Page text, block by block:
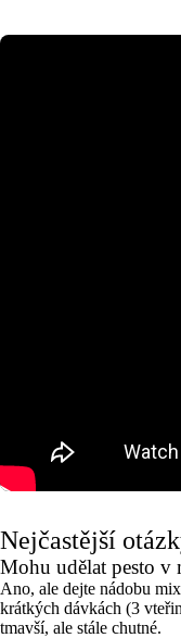
Nejčastější
Mohu udělat pesto v
Ano, ale dejte nádobu
krátkých dávkách (3
tmavší, ale stále chutné.